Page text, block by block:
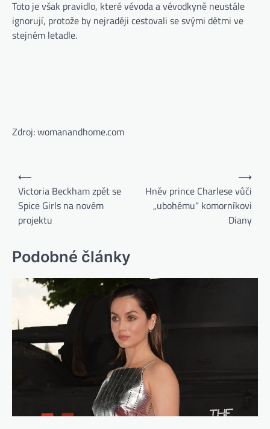
Toto je však pravidlo, které vévoda a vévodkyně neustále
ignorují, protože by nejraději cestovali se svými dětmi ve
stejném letadle.
Zdroj: womanandhome.com
⟵
Victoria Beckham zpět se
Spice Girls na novém
projektu
Hněv prince Charlese vůči
„ubohému“ komorníkovi
Diany
⟶
Podobné články